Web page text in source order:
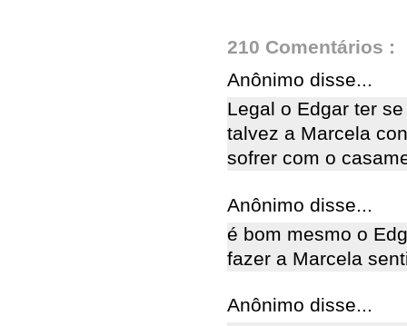
210 Comentários :
Anônimo disse...
Legal o Edgar ter
talvez a Marcela
sofrer com o
Anônimo disse...
é bom mesmo o
fazer a Marcela
Anônimo disse...